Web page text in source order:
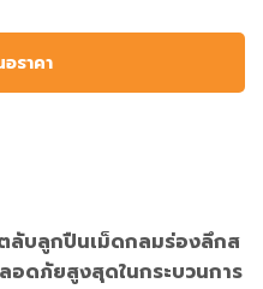
ราคา
ลับลูกปืนเม็ดกลมร่องลึกส
ดภัยสูงสุดในกระบวนการ